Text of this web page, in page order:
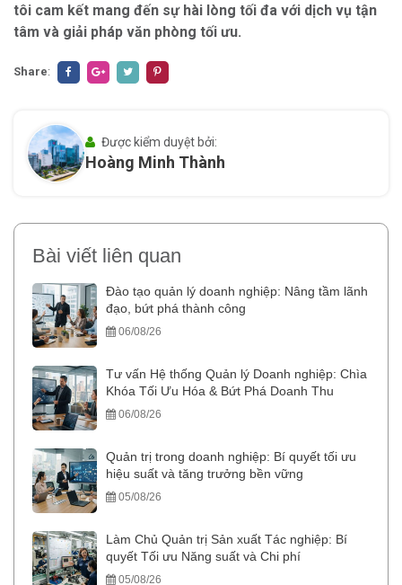
tôi cam kết mang đến sự hài lòng tối đa với dịch vụ tận
tâm và giải pháp văn phòng tối ưu.
Share:
Được kiểm duyệt bởi:
Hoàng Minh Thành
Bài viết liên quan
Đào tạo quản lý doanh nghiệp: Nâng tầm lãnh
đạo, bứt phá thành công
06/08/26
Tư vấn Hệ thống Quản lý Doanh nghiệp: Chìa
Khóa Tối Ưu Hóa & Bứt Phá Doanh Thu
06/08/26
Quản trị trong doanh nghiệp: Bí quyết tối ưu
hiệu suất và tăng trưởng bền vững
05/08/26
Làm Chủ Quản trị Sản xuất Tác nghiệp: Bí
quyết Tối ưu Năng suất và Chi phí
05/08/26